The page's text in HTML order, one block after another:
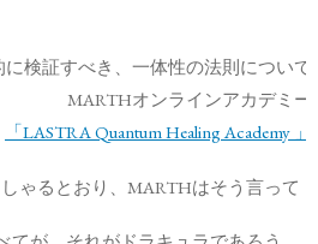
MARTHオンラインアカデミー
「LASTRA Quantum Healing Academy 」
ゃるとおり、MARTHはそう言って